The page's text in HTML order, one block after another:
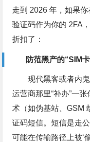
走到 2026 年，如果
验证码作为你的 2FA
折扣了：
防范黑产的“SIM
现代黑客或者内
运营商那里“补办”一
术（如伪基站、GSM
证码短信。短信是走
可能在传输路径上被‘偷